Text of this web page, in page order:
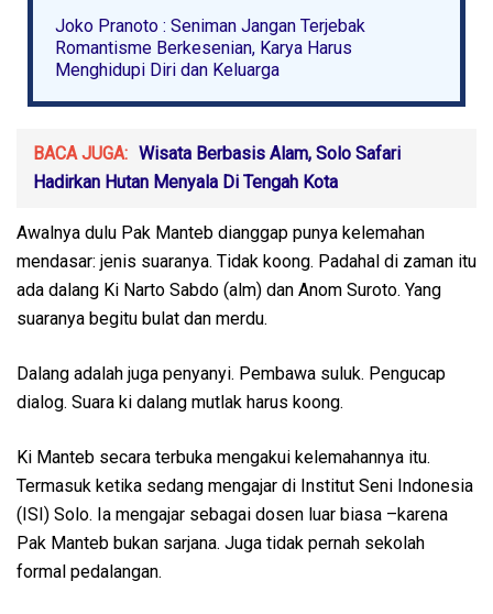
Joko Pranoto : Seniman Jangan Terjebak
Romantisme Berkesenian, Karya Harus
Menghidupi Diri dan Keluarga
BACA JUGA: Wisata Berbasis Alam, Solo Safari
Hadirkan Hutan Menyala Di Tengah Kota
Awalnya dulu Pak Manteb dianggap punya kelemahan
mendasar: jenis suaranya. Tidak koong. Padahal di zaman itu
ada dalang Ki Narto Sabdo (alm) dan Anom Suroto. Yang
suaranya begitu bulat dan merdu.
Dalang adalah juga penyanyi. Pembawa suluk. Pengucap
dialog. Suara ki dalang mutlak harus koong.
Ki Manteb secara terbuka mengakui kelemahannya itu.
Termasuk ketika sedang mengajar di Institut Seni Indonesia
(ISI) Solo. Ia mengajar sebagai dosen luar biasa –karena
Pak Manteb bukan sarjana. Juga tidak pernah sekolah
formal pedalangan.